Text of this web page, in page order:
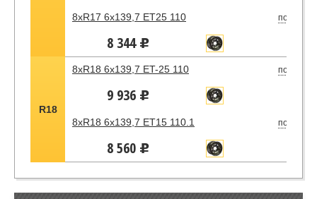
8xR17 6x139,7 ET25 110 под
8 344 u
R18
8xR18 6x139,7 ET-25 110 под
9 936 u
8xR18 6x139,7 ET15 110.1 под
8 560 u